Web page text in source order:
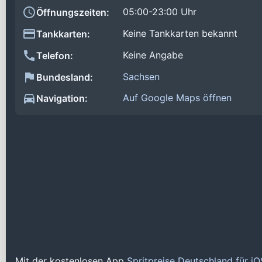
Öffnungszeiten:
05:00-23:00 Uhr
Tankkarten:
Keine Tankkarten bekannt
Telefon:
Keine Angabe
Bundesland:
Sachsen
Navigation:
Auf Google Maps öffnen